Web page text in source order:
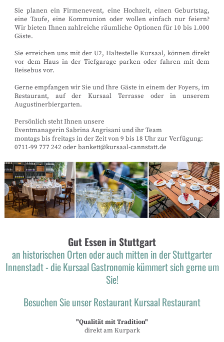
Sie planen ein Firmenevent, eine Hochzeit, einen Geburtstag,
eine Taufe, eine Kommunion oder wollen einfach nur feiern?
Wir bieten Ihnen zahlreiche räumliche Optionen für 10 bis 1.000
Gäste.
Sie erreichen uns mit der U2, Haltestelle Kursaal, können direkt
vor dem Haus in der Tiefgarage parken oder fahren mit dem
Reisebus vor.
Gerne empfangen wir Sie und Ihre Gäste in einem der Foyers, im
Restaurant, auf der Kursaal Terrasse oder in unserem
Augustinerbiergarten.
Persönlich steht Ihnen unsere
Eventmanagerin Sabrina Angrisani und ihr Team
montags bis freitags in der Zeit von 9 bis 18 Uhr zur Verfügung:
0711-99 777 242 oder bankett@kursaal-cannstatt.de
Gut Essen in Stuttgart
an historischen Orten oder auch mitten in der Stuttgarter
Innenstadt - die Kursaal Gastronomie kümmert sich gerne um
Sie!
Besuchen Sie unser Restaurant Kursaal Restaurant
"Qualität mit Tradition"
direkt am Kurpark